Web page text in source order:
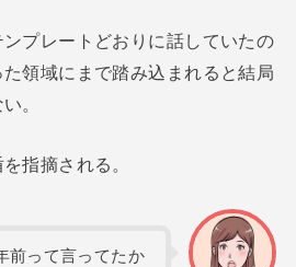
プレートどおりに話していたの
領域にまで踏み込まれると結局
。
指摘される。
前って言ってたか